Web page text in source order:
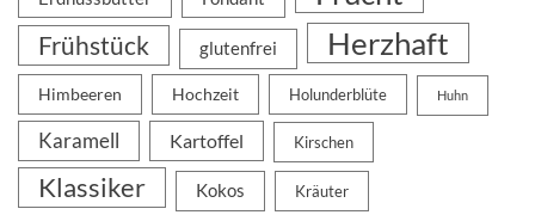
Frühstück glutenfrei Herzhaft
Himbeeren Hochzeit Holunderblüte Huhn
Karamell Kartoffel Kirschen
Klassiker Kokos Kräuter